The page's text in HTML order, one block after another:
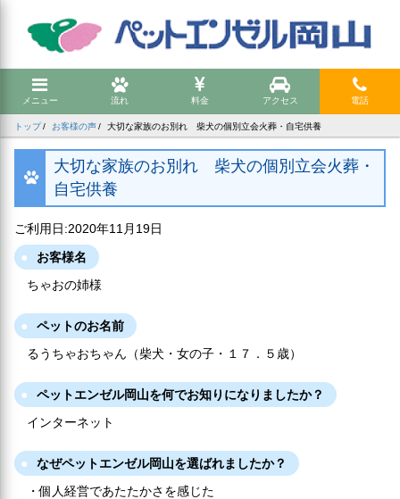
メニュー 流れ 料金 アクセス 電話
トップ お客様の声 大切な家族のお別れ 柴犬の個別立会火葬・自宅供養
大切な家族のお別れ 柴犬の個別立会火葬・
自宅供養
ご利用日:2020年11月19日
お客様名
ちゃおの姉様
ペットのお名前
るうちゃおちゃん（柴犬・女の子・１７．５歳）
ペットエンゼル岡山を何でお知りになりましたか？
インターネット
なぜペットエンゼル岡山を選ばれましたか？
・個人経営であたたかさを感じた